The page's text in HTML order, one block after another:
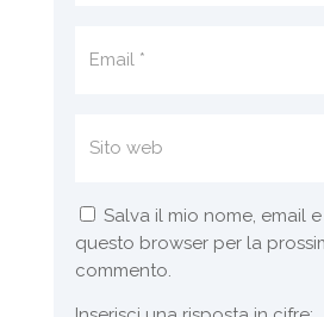
Salva il mio nome, email
questo browser per la
commento.